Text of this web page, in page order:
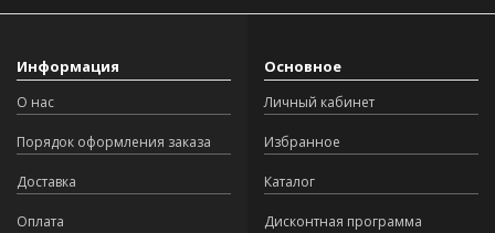
Информация
О нас
Порядок оформления заказа
Доставка
Оплата
Основное
Личный кабинет
Избранное
Каталог
Дисконтная программа